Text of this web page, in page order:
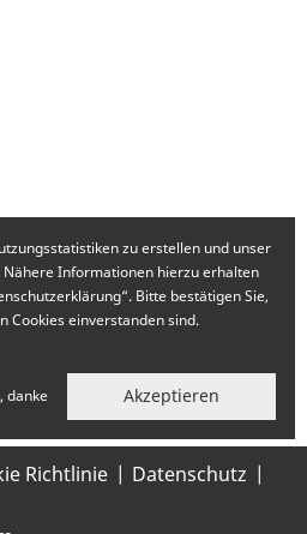
Richtlinie
Datenschutz
zu erstellen und unser
Informationen hierzu erhalten
Bitte bestätigen Sie,
Cookies einverstanden sind.
danke Akzeptieren